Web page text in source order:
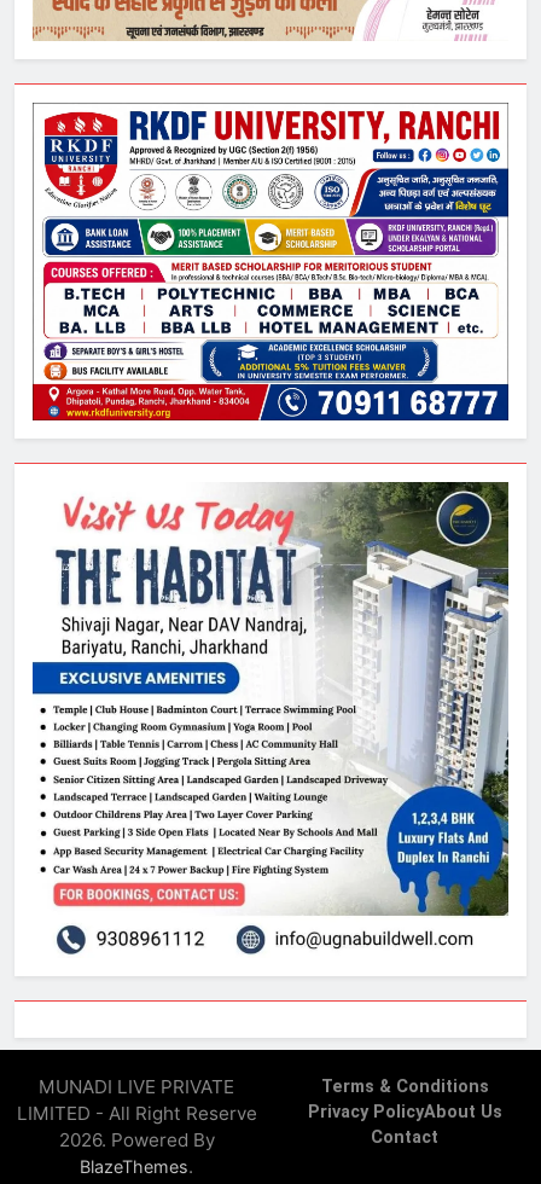
MUNADI LIVE PRIVATE
LIMITED - All Right Reserve
2026. Powered By
BlazeThemes.
Terms & Conditions
Privacy PolicyAbout Us
Contact